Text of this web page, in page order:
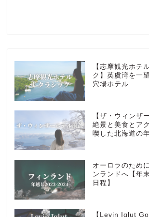
【志摩観光ホテ
ク】英虞湾を一
穴場ホテル
【ザ・ウィンザ
絶景と美食とア
喫した北海道の
オーロラのため
ンランドへ【年
日程】
【Levin Iglut